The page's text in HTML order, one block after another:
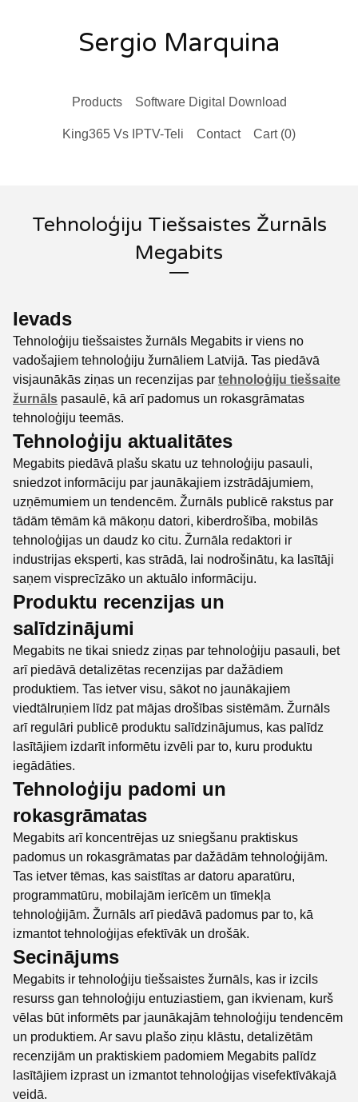
Sergio Marquina
Products Software Digital Download
King365 Vs IPTV-Teli Contact Cart (0)
Tehnoloģiju Tiešsaistes Žurnāls
Megabits
Ievads
Tehnoloģiju tiešsaistes žurnāls Megabits ir viens no
vadošajiem tehnoloģiju žurnāliem Latvijā. Tas piedāvā
visjaunākās ziņas un recenzijas par tehnoloģiju tiešsaite
žurnāls pasaulē, kā arī padomus un rokasgrāmatas
tehnoloģiju teemās.
Tehnoloģiju aktualitātes
Megabits piedāvā plašu skatu uz tehnoloģiju pasauli,
sniedzot informāciju par jaunākajiem izstrādājumiem,
uzņēmumiem un tendencēm. Žurnāls publicē rakstus par
tādām tēmām kā mākoņu datori, kiberdrošība, mobilās
tehnoloģijas un daudz ko citu. Žurnāla redaktori ir
industrijas eksperti, kas strādā, lai nodrošinātu, ka lasītāji
saņem visprecīzāko un aktuālo informāciju.
Produktu recenzijas un
salīdzinājumi
Megabits ne tikai sniedz ziņas par tehnoloģiju pasauli, bet
arī piedāvā detalizētas recenzijas par dažādiem
produktiem. Tas ietver visu, sākot no jaunākajiem
viedtālruņiem līdz pat mājas drošības sistēmām. Žurnāls
arī regulāri publicē produktu salīdzinājumus, kas palīdz
lasītājiem izdarīt informētu izvēli par to, kuru produktu
iegādāties.
Tehnoloģiju padomi un
rokasgrāmatas
Megabits arī koncentrējas uz sniegšanu praktiskus
padomus un rokasgrāmatas par dažādām tehnoloģijām.
Tas ietver tēmas, kas saistītas ar datoru aparatūru,
programmatūru, mobilajām ierīcēm un tīmekļa
tehnoloģijām. Žurnāls arī piedāvā padomus par to, kā
izmantot tehnoloģijas efektīvāk un drošāk.
Secinājums
Megabits ir tehnoloģiju tiešsaistes žurnāls, kas ir izcils
resurss gan tehnoloģiju entuziastiem, gan ikvienam, kurš
vēlas būt informēts par jaunākajām tehnoloģiju tendencēm
un produktiem. Ar savu plašo ziņu klāstu, detalizētām
recenzijām un praktiskiem padomiem Megabits palīdz
lasītājiem izprast un izmantot tehnoloģijas visefektīvākajā
veidā.